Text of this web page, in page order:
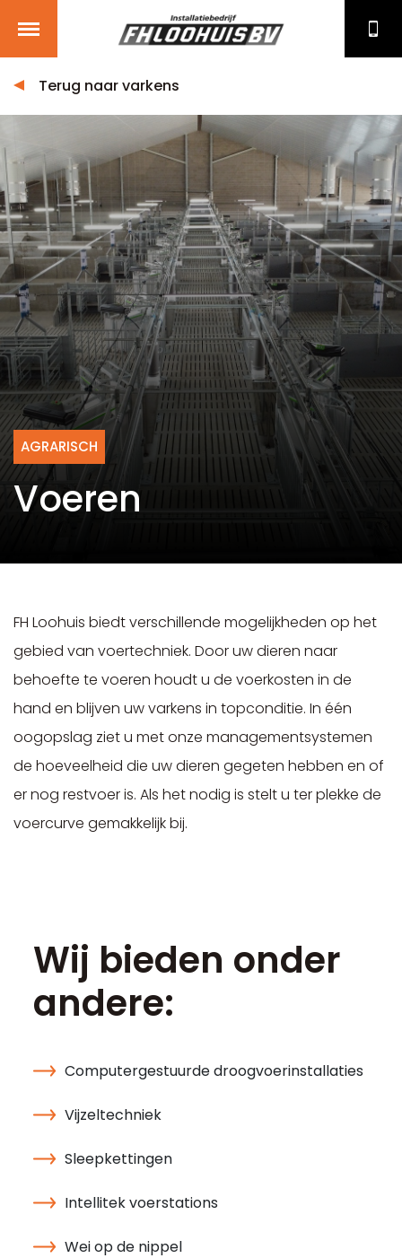
Terug naar varkens
AGRARISCH
Voeren
FH Loohuis biedt verschillende mogelijkheden op het
gebied van voertechniek. Door uw dieren naar
behoefte te voeren houdt u de voerkosten in de
hand en blijven uw varkens in topconditie. In één
oogopslag ziet u met onze managementsystemen
de hoeveelheid die uw dieren gegeten hebben en of
er nog restvoer is. Als het nodig is stelt u ter plekke de
voercurve gemakkelijk bij.
Wij bieden onder
andere:
Computergestuurde droogvoerinstallaties
Vijzeltechniek
Sleepkettingen
Intellitek voerstations
Wei op de nippel